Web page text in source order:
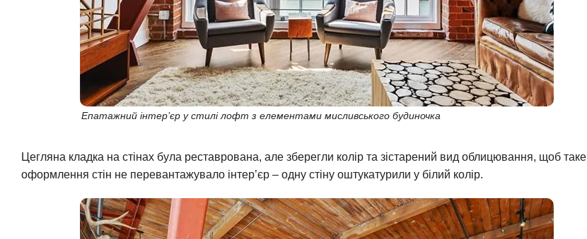
Епатажний інтер’єр у стилі лофт з елементами мисливського будиночка
Цегляна кладка на стінах була реставрована, але зберегли колір та зістарений вид облицювання, щоб таке
оформлення стін не перевантажувало інтер’єр – одну стіну оштукатурили у білий колір.